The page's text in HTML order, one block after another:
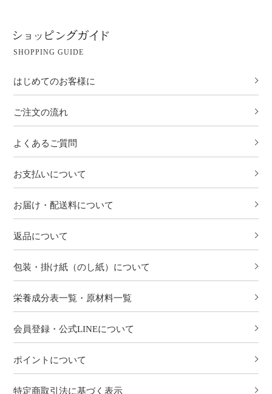
SHOPPING GUIDE
はじめてのお客様に
ご注文の流れ
よくあるご質問
お支払いについて
お届け・配送料について
返品について
包装・掛け紙（のし紙）について
栄養成分表一覧・原材料一覧
会員登録・公式LINEについて
ポイントについて
特定商取引法に基づく表示